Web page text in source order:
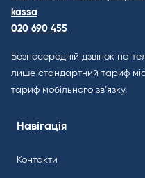
kassa
020 690 455
Безпосередній дзвінок на
лише стандартний тариф
тариф мобільного зв’язку.
Навігація
Контакти